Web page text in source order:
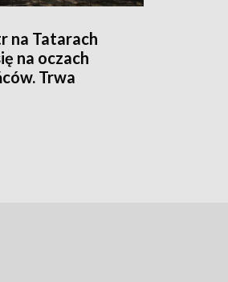
na Tatarach
na oczach
Trwa